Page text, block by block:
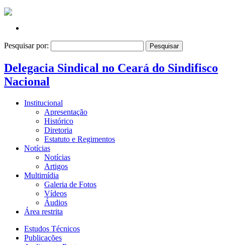
Pesquisar por:
Delegacia Sindical no Ceará do Sindifisco
Nacional
Institucional
Apresentação
Histórico
Diretoria
Estatuto e Regimentos
Notícias
Notícias
Artigos
Multimídia
Galeria de Fotos
Vídeos
Áudios
Área restrita
Estudos Técnicos
Publicações